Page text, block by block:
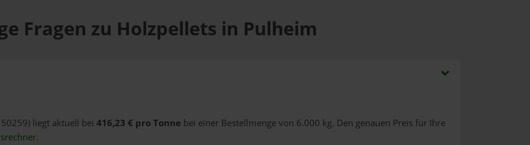
Fragen zu Holzpellets in Pulheim
liegt aktuell bei 416,23 € pro Tonne bei einer Bestellmenge von 6.000 kg. Den genauen Preis für Ihre
.